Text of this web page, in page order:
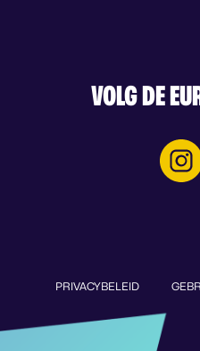
VOLG DE
PRIVACYBELEID